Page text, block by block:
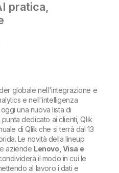
pratica,
globale nell'integrazione e
e nell'intelligenza
una nuova lista di
dedicato ai clienti, Qlik
di Qlik che si terrà dal 13
Le novità della lineup
aziende Lenovo, Visa e
il modo in cui le
al lavoro i dati e